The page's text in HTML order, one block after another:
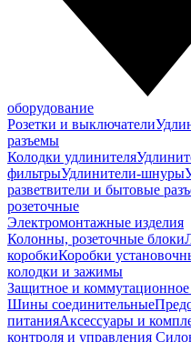
оборудование
Розетки и выключатели
разъемы
Колодки удлинителя
фильтрыУдлинители-шнуры
разветвители и бытовые
розеточные
Электромонтажные изделия
Колонны, розеточные блоки
коробкиКоробки
колодки и зажимы
Защитное и коммутационное
Шины соединительные
питанияАксессуары и
контроля и управления